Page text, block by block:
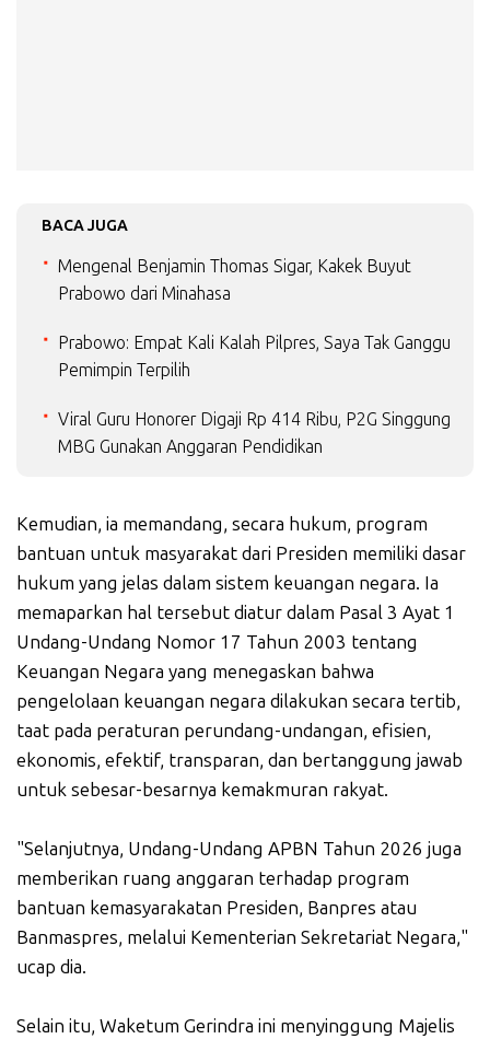
BACA JUGA
Mengenal Benjamin Thomas Sigar, Kakek Buyut
Prabowo dari Minahasa
Prabowo: Empat Kali Kalah Pilpres, Saya Tak Ganggu
Pemimpin Terpilih
Viral Guru Honorer Digaji Rp 414 Ribu, P2G Singgung
MBG Gunakan Anggaran Pendidikan
Kemudian, ia memandang, secara hukum, program
bantuan untuk masyarakat dari Presiden memiliki dasar
hukum yang jelas dalam sistem keuangan negara. Ia
memaparkan hal tersebut diatur dalam Pasal 3 Ayat 1
Undang-Undang Nomor 17 Tahun 2003 tentang
Keuangan Negara yang menegaskan bahwa
pengelolaan keuangan negara dilakukan secara tertib,
taat pada peraturan perundang-undangan, efisien,
ekonomis, efektif, transparan, dan bertanggung jawab
untuk sebesar-besarnya kemakmuran rakyat.
"Selanjutnya, Undang-Undang APBN Tahun 2026 juga
memberikan ruang anggaran terhadap program
bantuan kemasyarakatan Presiden, Banpres atau
Banmaspres, melalui Kementerian Sekretariat Negara,"
ucap dia.
Selain itu, Waketum Gerindra ini menyinggung Majelis